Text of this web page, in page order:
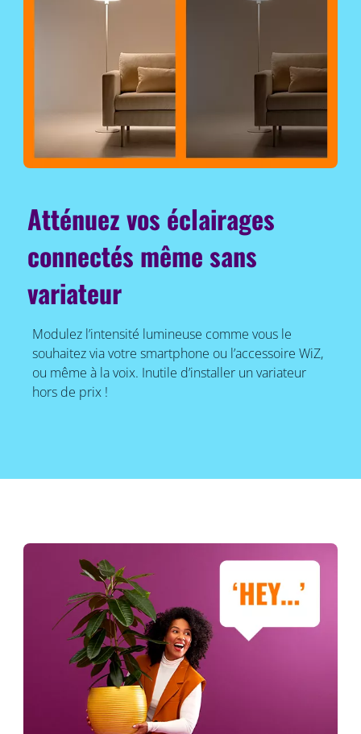
Atténuez vos éclairages
connectés même sans
variateur
Modulez l’intensité lumineuse comme vous le
souhaitez via votre smartphone ou l’accessoire WiZ,
ou même à la voix. Inutile d’installer un variateur
hors de prix !